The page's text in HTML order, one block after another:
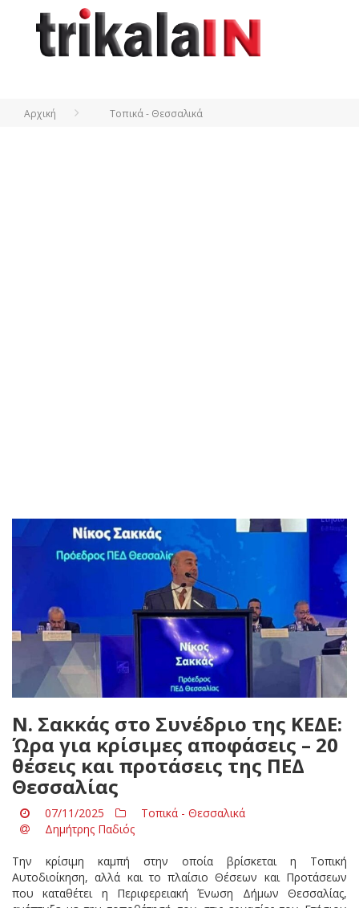
Αρχική Τοπικά - Θεσσαλικά
Ν. Σακκάς στο Συνέδριο της ΚΕΔΕ:
Ώρα για κρίσιμες αποφάσεις – 20
θέσεις και προτάσεις της ΠΕΔ
Θεσσαλίας
07/11/2025
Τοπικά - Θεσσαλικά
Δημήτρης Παδιός
Την κρίσιμη καμπή στην οποία βρίσκεται η Τοπική
Αυτοδιοίκηση, αλλά και το πλαίσιο Θέσεων και Προτάσεων
που καταθέτει η Περιφερειακή Ένωση Δήμων Θεσσαλίας,